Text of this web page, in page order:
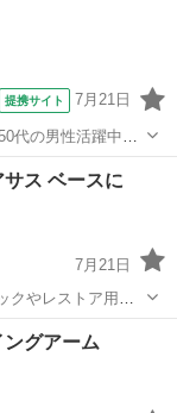
提携サイト 7月21日
代の男性活躍中★
日★フォークリフ
神奈川県相模原
ス ベースに
7月21日
やレストア用に
がりはありません
らと思います。
サス
グアーム